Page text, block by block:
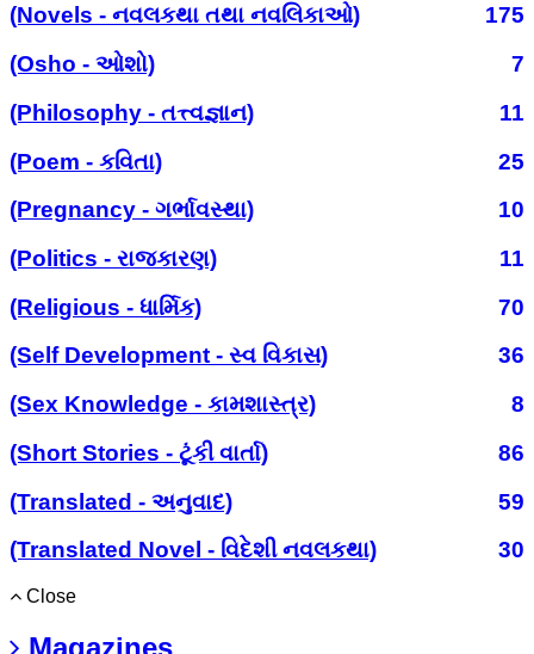
(Novels - નવલકથા તથા નવલિકાઓ)
175
(Osho - ઓશો)
7
(Philosophy - તત્ત્વજ્ઞાન)
11
(Poem - કવિતા)
25
(Pregnancy - ગર્ભાવસ્થા)
10
(Politics - રાજકારણ)
11
(Religious - ધાર્મિક)
70
(Self Development - સ્વ વિકાસ)
36
(Sex Knowledge - કામશાસ્ત્ર)
8
(Short Stories - ટૂંકી વાર્તા)
86
(Translated - અનુવાદ)
59
(Translated Novel - વિદેશી નવલકથા)
30
Close
Magazines